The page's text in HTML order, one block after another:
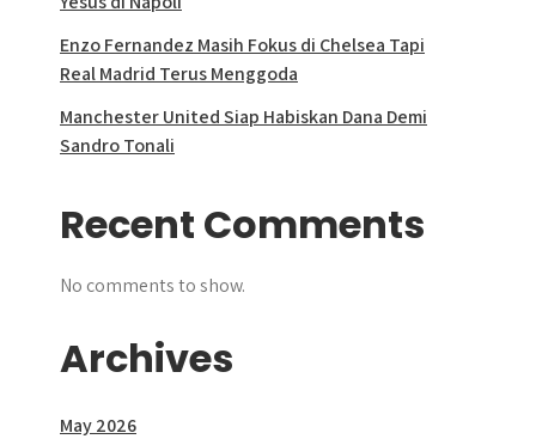
Enzo Fernandez Masih Fokus di Chelsea Tapi
Real Madrid Terus Menggoda
Manchester United Siap Habiskan Dana Demi
Sandro Tonali
Recent Comments
No comments to show.
Archives
May 2026